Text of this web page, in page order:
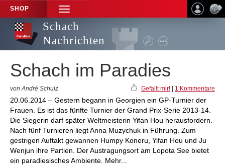
SHOP
TOGGLE
NAVIGATION
Schach
Nachrichten
Schach im Paradies
von André Schulz Gefällt mir! 1 Kommentare
20.06.2014 – Gestern begann in Georgien ein GP-Turnier der
Frauen. Es ist das fünfte Turnier der Grand Prix-Serie 2013-14.
Die Siegerin darf später Weltmeisterin Yifan Hou herausfordern.
Nach fünf Turnieren liegt Anna Muzychuk in Führung. Zum
gestrigen Auftakt gewannen Humpy Koneru, Yifan Hou und Ju
Wenjun ihre Partien. Der Austragungsort am Lopota See bietet
ein paradiesisches Ambiente. Mehr...